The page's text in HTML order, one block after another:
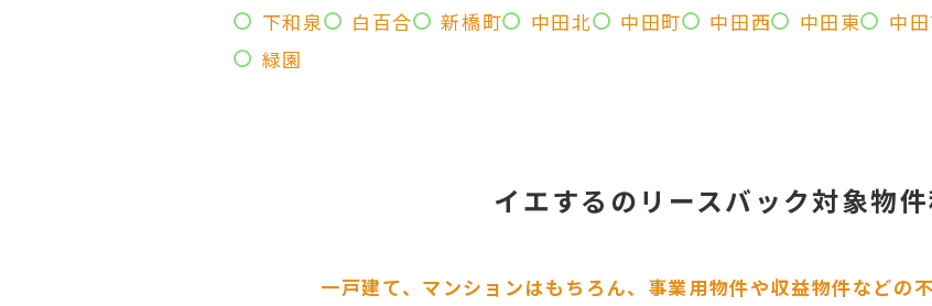
下和泉
白百合 新橋町 中田北 中田町 中田西 中田東 中
緑園
イエするの リースバック対象物
一戸建て、マンションはもちろん、事業用物件や収益物件などの